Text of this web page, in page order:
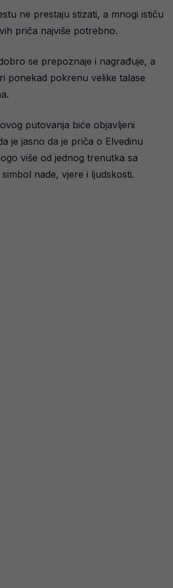
ne prestaju stizati, a mnogi ističu
priča najviše potrebno.
se prepoznaje i nagrađuje, a
ponekad pokrenu velike talase
putovanja biće objavljeni
je jasno da je priča o Elvedinu
više od jednog trenutka sa
nade, vjere i ljudskosti.